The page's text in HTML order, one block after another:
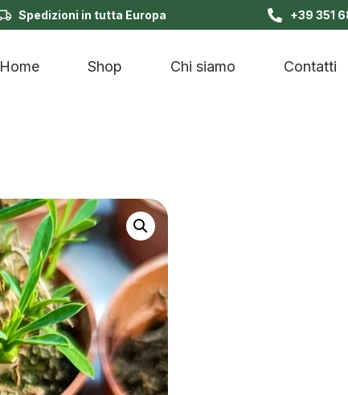
Spedizioni in tutta Europa +39 351
Home Shop Chi siamo Contatti